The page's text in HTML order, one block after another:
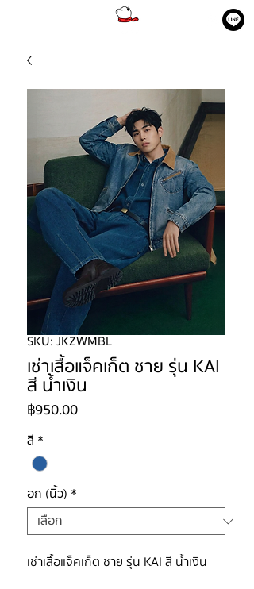
SKU: JKZWMBL
เช่าเสื้อแจ็คเก็ต ชาย รุ่น KAI
สี น้ำเงิน
฿950.00ราคา
สี *
อก (นิ้ว) *
เช่าเสื้อแจ็คเก็ต ชาย รุ่น KAI สี น้ำเงิน